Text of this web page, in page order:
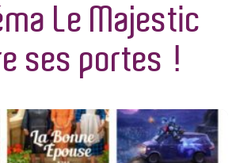
Le Majestic
ses portes !